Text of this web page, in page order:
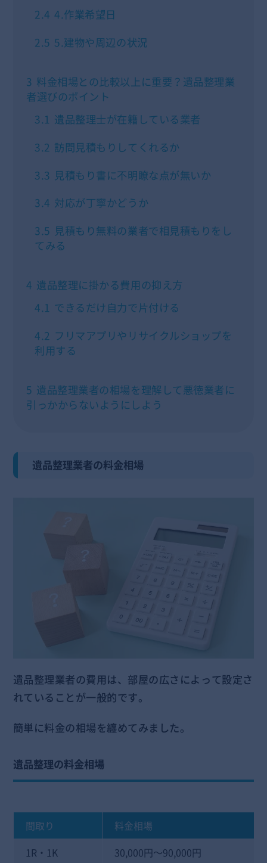
2.4 4.作業希望日
2.5 5.建物や周辺の状況
3 料金相場との比較以上に重要？遺品整理業
者選びのポイント
3.1 遺品整理士が在籍している業者
3.2 訪問見積もりしてくれるか
3.3 見積もり書に不明瞭な点が無いか
3.4 対応が丁寧かどうか
3.5 見積もり無料の業者で相見積もりをし
てみる
4 遺品整理に掛かる費用の抑え方
4.1 できるだけ自力で片付ける
4.2 フリマアプリやリサイクルショップを
利用する
5 遺品整理業者の相場を理解して悪徳業者に
引っかからないようにしよう
遺品整理業者の料金相場
遺品整理業者の費用は、部屋の広さによって設定さ
れていることが一般的です。
簡単に料金の相場を纏めてみました。
遺品整理の料金相場
間取り
料金相場
1R・1K
30,000円～90,000円